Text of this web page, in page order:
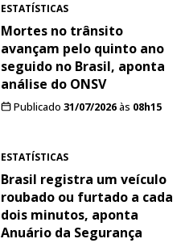
ESTATÍSTICAS
Mortes no trânsito
avançam pelo quinto ano
seguido no Brasil, aponta
análise do ONSV
Publicado 31/07/2026às 08h15
ESTATÍSTICAS
Brasil registra um veículo
roubado ou furtado a cada
dois minutos, aponta
Anuário da Segurança